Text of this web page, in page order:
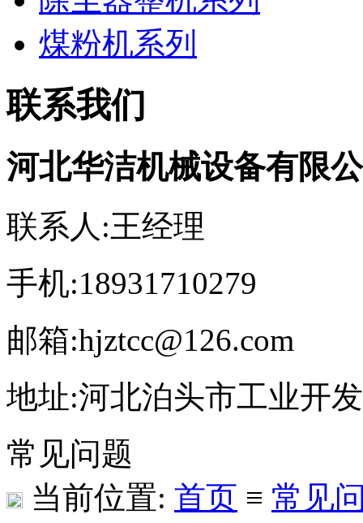
煤粉机系列
联系我们
河北华洁机械设备有限
联系人:王经理
手机:18931710279
邮箱:hjztcc@126.com
地址:河北泊头市工业开
常见问题
当前位置: 首页 ≡ 常见